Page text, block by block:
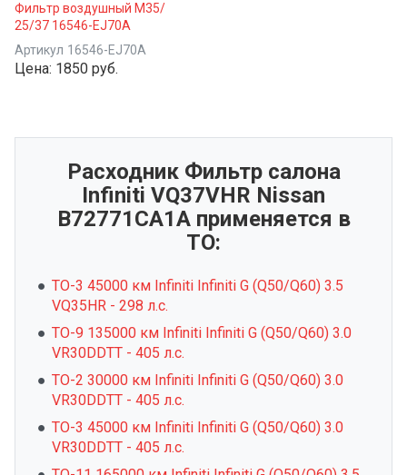
Фильтр воздушный M35/
25/37 16546-EJ70A
Артикул 16546-EJ70A
Цена: 1850 руб.
Расходник Фильтр салона
Infiniti VQ37VHR Nissan
B72771CA1A применяется в
ТО:
ТО-3 45000 км Infiniti Infiniti G (Q50/Q60) 3.5
VQ35HR - 298 л.с.
ТО-9 135000 км Infiniti Infiniti G (Q50/Q60) 3.0
VR30DDTT - 405 л.с.
ТО-2 30000 км Infiniti Infiniti G (Q50/Q60) 3.0
VR30DDTT - 405 л.с.
ТО-3 45000 км Infiniti Infiniti G (Q50/Q60) 3.0
VR30DDTT - 405 л.с.